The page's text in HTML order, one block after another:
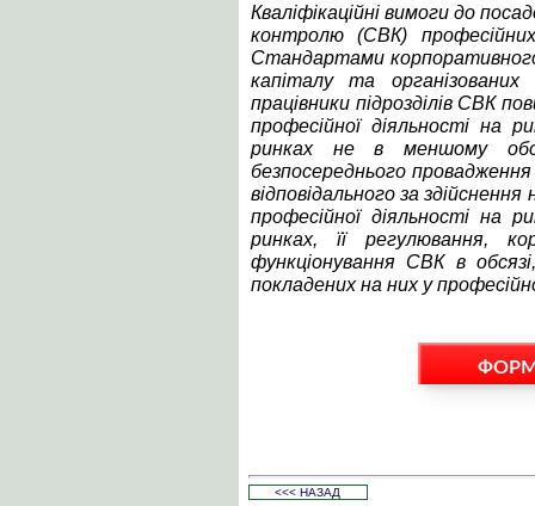
Кваліфікаційні вимоги до
контролю (СВК) професійних
Стандартами корпоративного
капіталу та
працівники підрозділів СВК
професійної діяльності на
ринках не в меншому
безпосереднього
відповідального за
професійної діяльності на
ринках, її регулювання,
функціонування СВК в
покладених на них у
<<< НАЗАД